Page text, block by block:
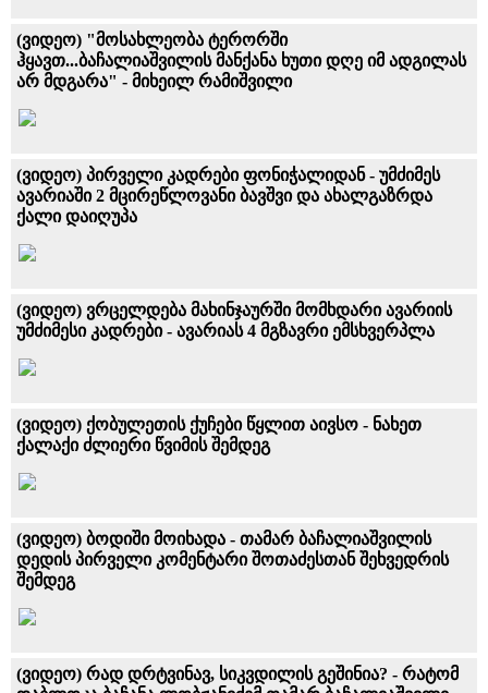
(ვიდეო) "მოსახლეობა ტერორში
ჰყავთ...ბაჩალიაშვილის მანქანა ხუთი დღე იმ ადგილას
არ მდგარა" - მიხეილ რამიშვილი
(ვიდეო) პირველი კადრები ფონიჭალიდან - უმძიმეს
ავარიაში 2 მცირეწლოვანი ბავშვი და ახალგაზრდა
ქალი დაიღუპა
(ვიდეო) ვრცელდება მახინჯაურში მომხდარი ავარიის
უმძიმესი კადრები - ავარიას 4 მგზავრი ემსხვერპლა
(ვიდეო) ქობულეთის ქუჩები წყლით აივსო - ნახეთ
ქალაქი ძლიერი წვიმის შემდეგ
(ვიდეო) ბოდიში მოიხადა - თამარ ბაჩალიაშვილის
დედის პირველი კომენტარი შოთაძესთან შეხვედრის
შემდეგ
(ვიდეო) რად დრტვინავ, სიკვდილის გეშინია? - რატომ